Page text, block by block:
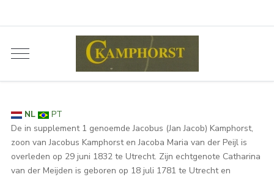
NL
PT
De in supplement 1 genoemde Jacobus (Jan Jacob) Kamphorst,
zoon van Jacobus Kamphorst en Jacoba Maria van der Peijl is
overleden op 29 juni 1832 te Utrecht. Zijn echtgenote Catharina
van der Meijden is geboren op 18 juli 1781 te Utrecht en